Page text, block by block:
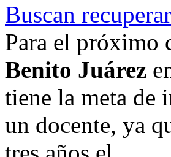
Buscan
Para el próximo
Benito Juárez
tiene la meta de
un docente, ya